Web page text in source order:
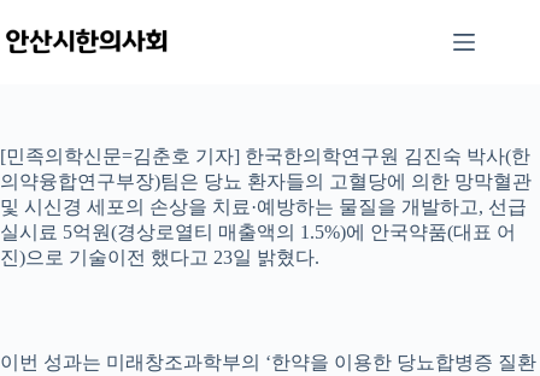
문
으
뛰
기
[민족의학신문=김춘호 기자] 한국한의학연구원 김진숙 박사(한
의약융합연구부장)팀은 당뇨 환자들의 고혈당에 의한 망막혈관
및 시신경 세포의 손상을 치료·예방하는 물질을 개발하고, 선급
실시료 5억원(경상로열티 매출액의 1.5%)에 안국약품(대표 어
진)으로 기술이전 했다고 23일 밝혔다.
이번 성과는 미래창조과학부의 ‘한약을 이용한 당뇨합병증 질환